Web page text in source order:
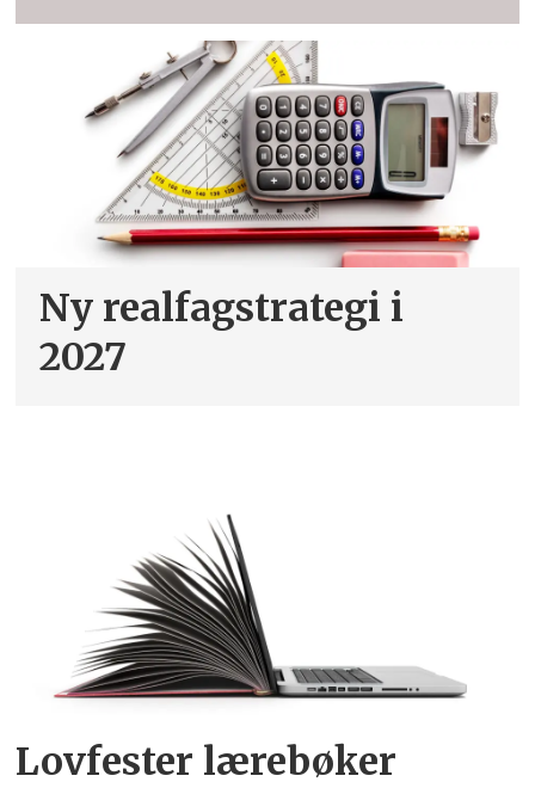
Ny realfagstrategi i
2027
Lovfester lærebøker